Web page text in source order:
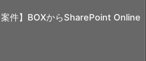
案件】BOXからSharePoint Online